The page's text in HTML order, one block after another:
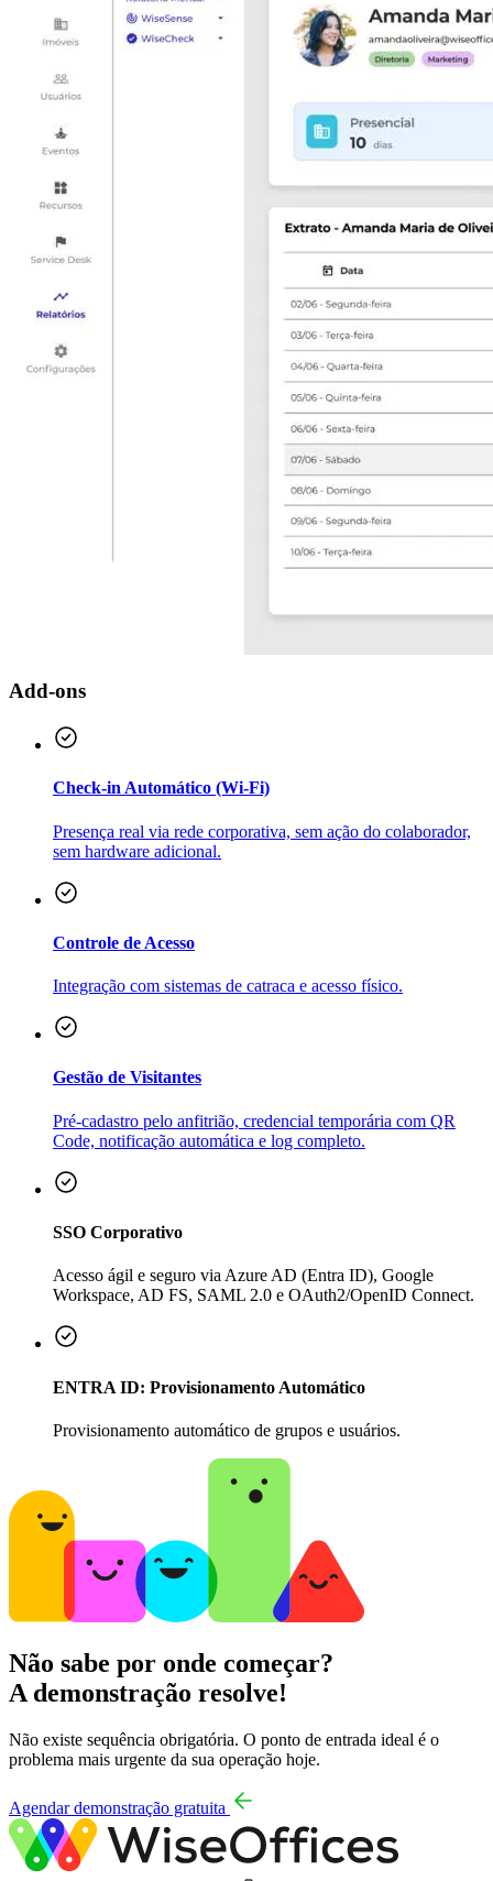
Add-ons
Check-in Automático (Wi-Fi)
Presença real via rede corporativa, sem ação do colaborador,
sem hardware adicional.
Controle de Acesso
Integração com sistemas de catraca e acesso físico.
Gestão de Visitantes
Pré-cadastro pelo anfitrião, credencial temporária com QR
Code, notificação automática e log completo.
SSO Corporativo
Acesso ágil e seguro via Azure AD (Entra ID), Google
Workspace, AD FS, SAML 2.0 e OAuth2/OpenID Connect.
ENTRA ID: Provisionamento Automático
Provisionamento automático de grupos e usuários.
Não sabe por onde começar?
A demonstração resolve!
Não existe sequência obrigatória. O ponto de entrada ideal é o
problema mais urgente da sua operação hoje.
Agendar demonstração gratuita